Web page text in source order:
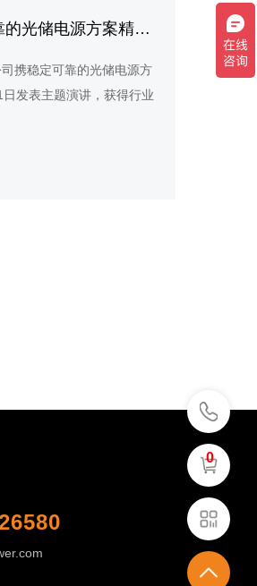
旭之源携稳定可靠的光储电源方案精彩亮相ESIE
携稳定可靠的光储电源方
发表主题演讲，获得行业
0